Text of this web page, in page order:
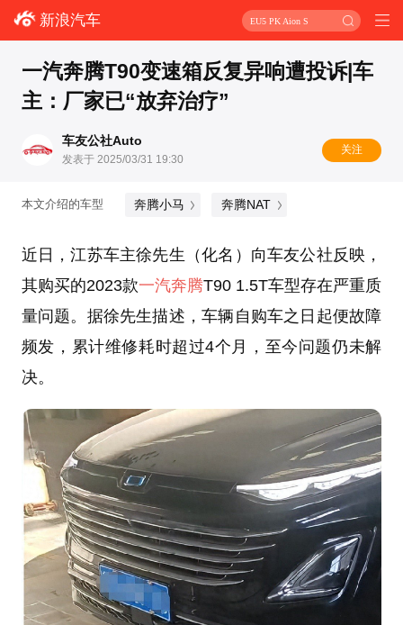
新浪汽车 EU5 PK Aion S
一汽奔腾T90变速箱反复异响遭投诉|车
主：厂家已“放弃治疗”
车友公社Auto
发表于 2025/03/31 19:30
关注
本文介绍的车型 奔腾小马 奔腾NAT
近日，江苏车主徐先生（化名）向车友公社反映，
其购买的2023款一汽奔腾T90 1.5T车型存在严重质
量问题。据徐先生描述，车辆自购车之日起便故障
频发，累计维修耗时超过4个月，至今问题仍未解
决。